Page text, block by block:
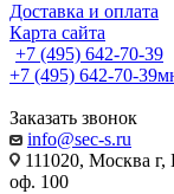
Доставка и оплата
Карта сайта
+7 (495) 642-70-39
+7 (495) 642-70-39
Заказать звонок
info@sec-s.ru
111020, Москва г,
оф. 100